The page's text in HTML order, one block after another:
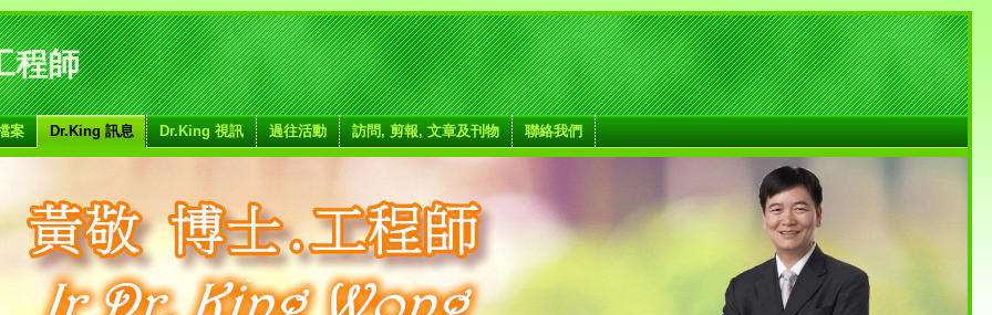
程師
案 Dr.King 訊息 Dr.King 視訊 過往活動 訪問, 剪報, 文章及刊物 聯絡我們